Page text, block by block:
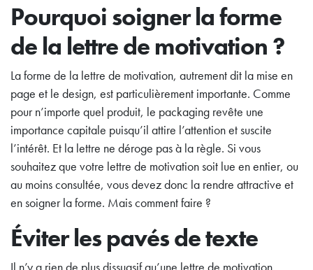
Pourquoi soigner la forme
de la lettre de motivation ?
La forme de la lettre de motivation, autrement dit la mise en
page et le design, est particulièrement importante. Comme
pour n’importe quel produit, le packaging revête une
importance capitale puisqu’il attire l’attention et suscite
l’intérêt. Et la lettre ne déroge pas à la règle. Si vous
souhaitez que votre lettre de motivation soit lue en entier, ou
au moins consultée, vous devez donc la rendre attractive et
en soigner la forme. Mais comment faire ?
Éviter les pavés de texte